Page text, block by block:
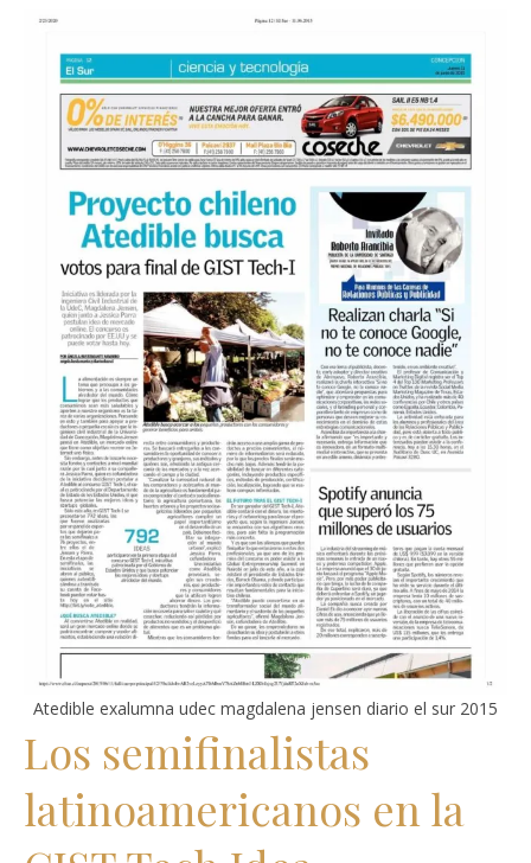
Atedible exalumna udec magdalena jensen diario el sur 2015
Los semifinalistas
latinoamericanos en la